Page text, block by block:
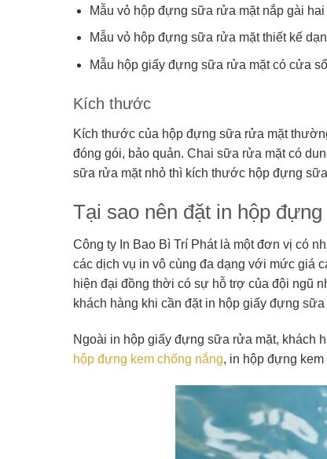
Mẫu vỏ hộp đựng sữa rửa mặt nắp gài hai
Mẫu vỏ hộp đựng sữa rửa mặt thiết kế
Mẫu hộp giấy đựng sữa rửa mặt có cửa
Kích thước
Kích thước của hộp đựng sữa rửa mặt
đóng gói, bảo quản. Chai sữa rửa mặt có
sữa rửa mặt nhỏ thì kích thước hộp đựng
Tại sao nên đặt in hộp
Công ty In Bao Bì Trí Phát là một đơn vị có
các dịch vụ in vô cùng đa dạng với mức giá
hiện đại đồng thời có sự hỗ trợ của đội ngũ
khách hàng khi cần đặt in hộp giấy đựng
Ngoài in hộp giấy đựng sữa rửa mặt, khách
hộp đựng kem chống nắng, in hộp đựng